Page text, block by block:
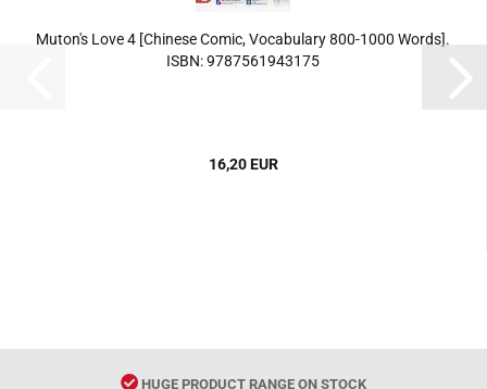
Muton's Love 4 [Chinese Comic, Vocabulary 800-1000 Words].
ISBN: 9787561943175
16,20 EUR
HUGE PRODUCT RANGE ON STOCK